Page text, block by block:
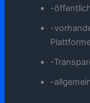
-
-
-
-